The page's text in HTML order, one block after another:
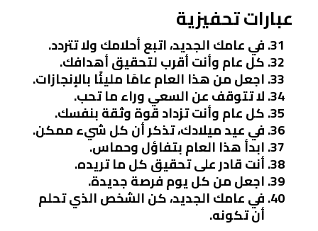
عبارات تحفيزية
في عامك الجديد، اتبع أحلامك ولا تتردد.
كل عام وأنت أقرب لتحقيق أهدافك.
اجعل من هذا العام عامًا مليئًا بالإنجازات.
لا تتوقف عن السعي وراء ما تحب.
كل عام وأنت تزداد قوة وثقة بنفسك.
في عيد ميلادك، تذكر أن كل شيء ممكن.
ابدأ هذا العام بتفاؤل وحماس.
أنت قادر على تحقيق كل ما تريده.
اجعل من كل يوم فرصة جديدة.
في عامك الجديد، كن الشخص الذي تحلم
أن تكونه.